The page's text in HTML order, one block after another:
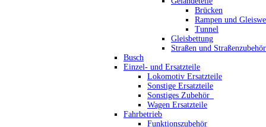
Brücken
Rampen und
Tunnel
Gleisbettung
Straßen und Straßenzubehör
Busch
Einzel- und Ersatzteile
Lokomotiv Ersatzteile
Sonstige Ersatzteile
Sonstiges Zubehör_
Wagen Ersatzteile
Fahrbetrieb
Funktionszubehör